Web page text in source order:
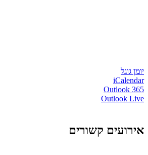
יומן גוגל
iCalendar
Outlook 365
Outlook Live
אירועים קשורים